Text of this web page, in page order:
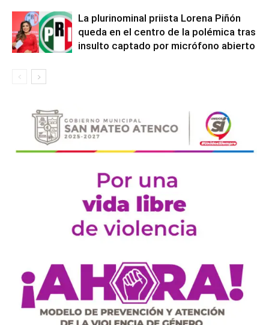
La plurinominal priista Lorena Piñón
queda en el centro de la polémica tras
insulto captado por micrófono abierto